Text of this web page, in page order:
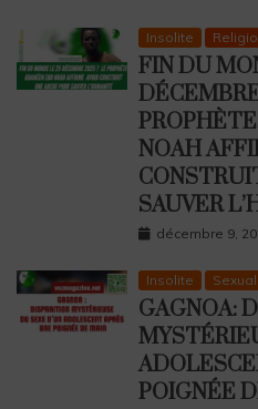
Insolite
FIN DU
NOAH
SAUVER
décembre 9,
Insolite
GAGNOA:
POIGNÉE